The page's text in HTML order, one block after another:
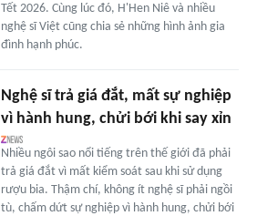
Tết 2026. Cùng lúc đó, H'Hen Niê và nhiều
nghệ sĩ Việt cũng chia sẻ những hình ảnh gia
đình hạnh phúc.
Nghệ sĩ trả giá đắt, mất sự nghiệp
vì hành hung, chửi bới khi say xỉn
Nhiều ngôi sao nổi tiếng trên thế giới đã phải
trả giá đắt vì mất kiểm soát sau khi sử dụng
rượu bia. Thậm chí, không ít nghệ sĩ phải ngồi
tù, chấm dứt sự nghiệp vì hành hung, chửi bới